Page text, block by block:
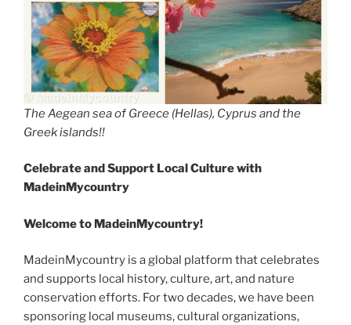
The Aegean sea of Greece (Hellas), Cyprus and the
Greek islands!!
Celebrate and Support LocalCulture with
MadeinMycountry
Welcome to MadeinMycountry!
MadeinMycountry is a global platform that celebrates
and supports local history, culture, art, and nature
conservation efforts. For two decades, we have been
sponsoring local museums, cultural organizations,